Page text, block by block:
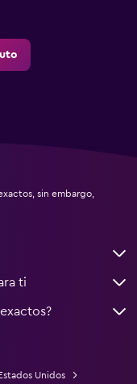
sin embargo,
ti
Unidos